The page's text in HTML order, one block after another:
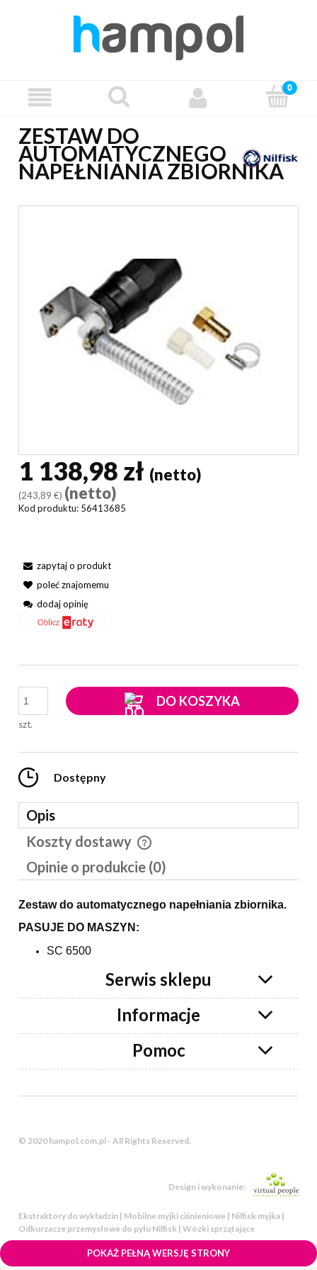
ZESTAW DO
AUTOMATYCZNEGO
NAPEŁNIANIA ZBIORNIKA
1 138,98 zł (netto)
(243,89 €) (netto)
Kod produktu: 56413685
zapytaj o produkt
poleć znajomemu
dodaj opinię
szt.
DO KOSZYKA
Dostępny
Opis
Koszty dostawy
Cena nie zawiera ewentualnych kosztów płatności
Opinie o produkcie (0)
Zestaw do automatycznego napełniania zbiornika.
PASUJE DO MASZYN:
SC 6500
Serwis sklepu
Informacje
Pomoc
© 2020 hampol.com.pl - All Rights Reserved.
Design i wykonanie:
Ekstraktory do wykładzin | Mobilne myjki ciśnieniowe | Nilfisk myjka |
Odkurzacze przemysłowe do pyłu Nilfisk | Wózki sprzątające
POKAŻ PEŁNĄ WERSJĘ STRONY